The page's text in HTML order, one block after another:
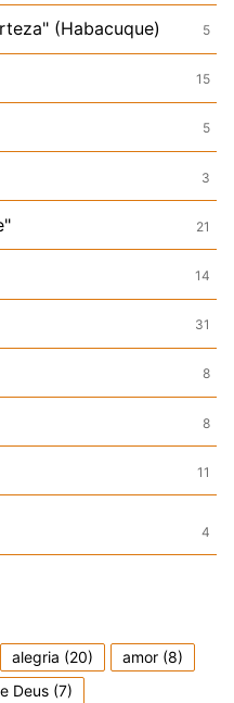
(Habacuque) 5
15
5
3
21
14
31
8
8
11
4
alegria (20) amor (8)
Deus (7)